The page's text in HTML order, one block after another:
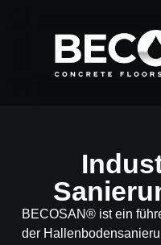
BECOSAN® ist ein
der